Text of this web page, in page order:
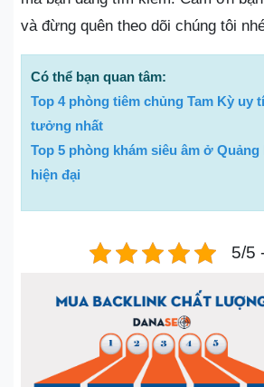
và đừng quên theo dõi chúng tôi
Có thể bạn quan tâm:
Top 4 phòng tiêm chủng Tam Kỳ uy
tưởng nhất
Top 5 phòng khám siêu âm ở
hiện đại
5/5